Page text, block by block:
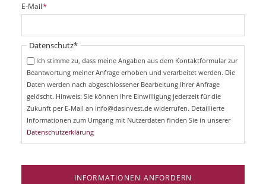
c
t
f
P
f
i
E-Mail*
Pflichtfeld
Datenschutz*
Ich stimme zu, dass meine Angaben aus dem Kontaktformular zur
Beantwortung meiner Anfrage erhoben und verarbeitet werden. Die
Daten werden nach abgeschlossener Bearbeitung Ihrer Anfrage
gelöscht. Hinweis: Sie können Ihre Einwilligung jederzeit für die
Zukunft per E-Mail an info@dasinvest.de widerrufen. Detaillierte
Informationen zum Umgang mit Nutzerdaten finden Sie in unserer
Datenschutzerklärung
INFORMATIONEN ANFORDERN